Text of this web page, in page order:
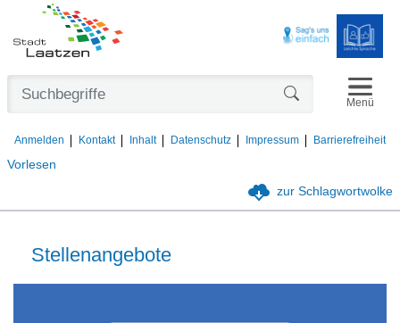
Vorlesen
Anmelden Kontakt Inhalt Datenschutz Impressum Barrierefreiheit
Menü
zur Schlagwortwolke
Stellenangebote